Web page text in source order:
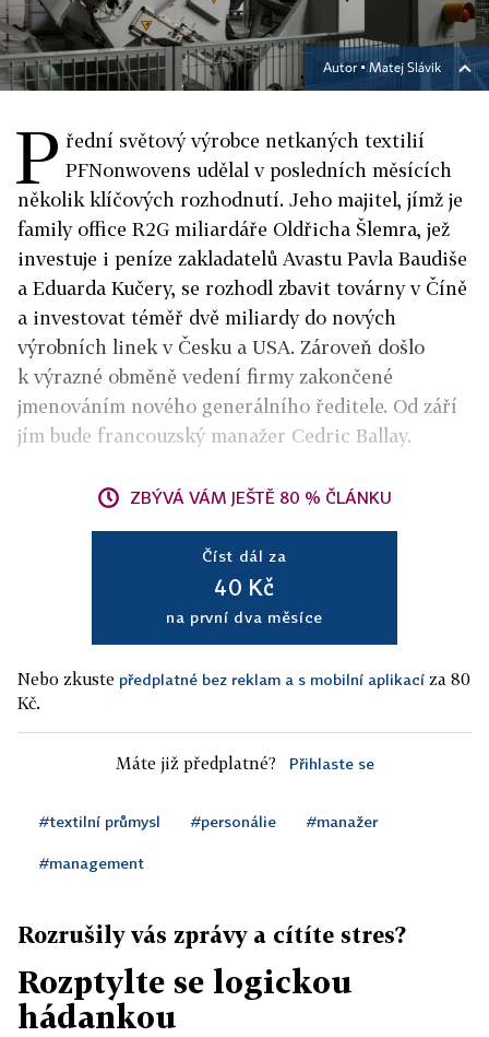
Autor ▪Matej Slávik
P řední světový výrobce netkaných textilií
PFNonwovens udělal v posledních měsících
několik klíčových rozhodnutí. Jeho majitel, jímž je
family office R2G miliardáře Oldřicha Šlemra, jež
investuje i peníze zakladatelů Avastu Pavla Baudiše
a Eduarda Kučery, se rozhodl zbavit továrny v Číně
a investovat téměř dvě miliardy do nových
výrobních linek v Česku a USA. Zároveň došlo
k výrazné obměně vedení firmy zakončené
jmenováním nového generálního ředitele. Od září
jím bude francouzský manažer Cedric Ballay.
ZBÝVÁ VÁM JEŠTĚ 80 % ČLÁNKU
Číst dál za
40 Kč
na první dva měsíce
Nebo zkuste předplatné bez reklam a s mobilní aplikací za 80
Kč.
Máte již předplatné? Přihlaste se
#textilní průmysl #personálie #manažer
#management
Rozrušily vás zprávy a cítíte stres?
Rozptylte se logickou
hádankou